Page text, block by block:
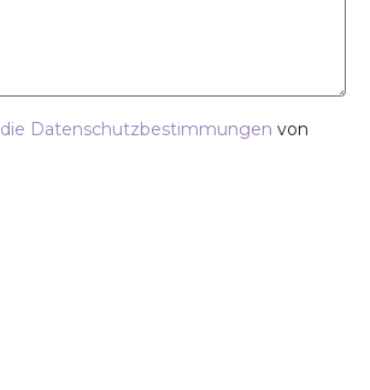
die Datenschutzbestimmungen von